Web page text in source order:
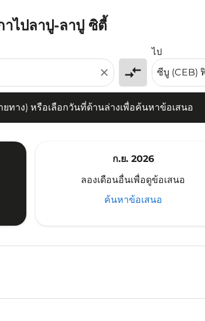
ไปลาปู-ลาปู ซิตี้
close compare_arrows
ไป
ทาง) หรือเลือกวันที่ด้านล่างเพื่อค้นหาข้อเสนอ
ง) หรือเลือกวันที่ด้านล่างเพื่อค้นหาข้อเสนอ
ก.ย. 2026
ลองเดือนอื่นเพื่อดูข้อเสนอ
ค้นหาข้อเสนอ
MKZ–CEB: cmp-
MKZ–CEB: